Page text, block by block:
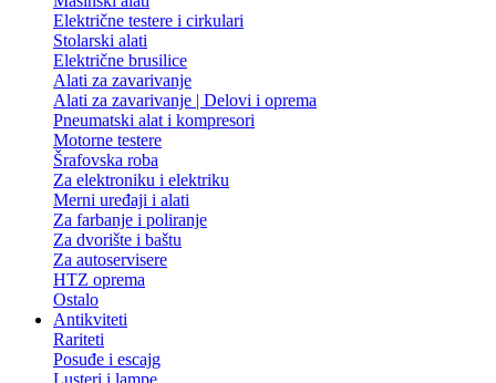
Električne testere i cirkulari
Stolarski alati
Električne brusilice
Alati za zavarivanje
Alati za zavarivanje | Delovi i oprema
Pneumatski alat i kompresori
Motorne testere
Šrafovska roba
Za elektroniku i elektriku
Merni uređaji i alati
Za farbanje i poliranje
Za dvorište i baštu
Za autoservisere
HTZ oprema
Ostalo
Antikviteti
Rariteti
Posuđe i escajg
Lusteri i lampe